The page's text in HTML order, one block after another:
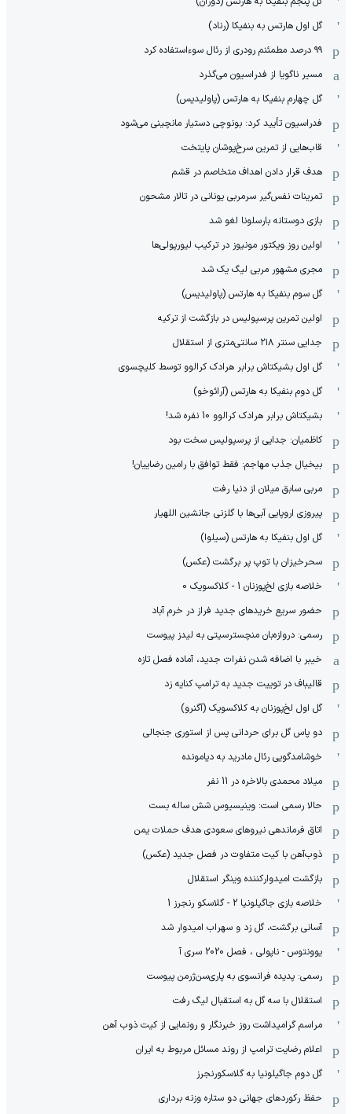
گل اول هارتس به بنفیکا (رناد)
۹۹ درصد مطمئنم رودری از رئال سوءاستفاده کرد
مسیر ناگویا از فدراسیون می‌گذرد
گل چهارم بنفیکا به هارتس (پاولیدیس)
فدراسیون تأیید کرد: بونوچی دستیار مانچینی می‌شود
قاب‌هایی از تمرین سرخ‌پوشان پایتخت
هدف قرار دادن اهداف متخاصم در قشم
‏تمرینات نفس‌گیر سرمربی یونانی در تالار مشحون
بازی دوستانه بارسلونا لغو شد
اولین روز ویکتور مونیوز در ترکیب لیورپولی‌ها
مجری مشهور مربی لیگ یک شد
گل سوم بنفیکا به هارتس (پاولیدیس)
اولین تمرین پرسپولیس در بازگشت از ترکیه
جدایی سنتر ۲۱۸ سانتی‌متری از استقلال
گل اول بشیکتاش برابر هرادک کرالوو توسط کلیچسوی
گل دوم بنفیکا به هارتس (آرائوخو)
بشیکتاش برابر هرادک کرالوو 10 نفره شد!
کاظمیان: جدایی از پرسپولیس سخت بود
بیخیال جذب مهاجم: فقط توافق با رامین رضاییان!
مربی سابق میلان از دنیا رفت
پیروزی اروپایی آبی‌ها با گلزنی جانشین اللهیار
گل اول بنفیکا به هارتس (سیلوا)
سحرخیزان با توپ پر برگشت (عکس)
خلاصه بازی لخ‌پوزنان 1 - کلاکسویک 0
حضور سریع خریدهای جدید فراز در خرم آباد
رسمی: دروازه‌بان منچسترسیتی به لیدز پیوست
خیبر با اضافه شدن نفرات جدید، آماده فصل تازه
قالیباف در توییت جدید به ترامپ کنایه زد
گل اول لخ‌پوزنان به کلاکسویک (آگنرو)
دو پاس گل برای حردانی پس از استوری جنجالی
خوشامدگویی رئال مادرید به دیامونده
میلاد محمدی بالاخره در 11 نفر
حالا رسمی است: وینیسیوس شش ساله بست
اتاق فرماندهی نیروهای سعودی هدف حملات یمن
ذوب‌آهن با کیت متفاوت در فصل جدید (عکس)
بازگشت امیدوارکننده وینگر استقلال
خلاصه بازی جاگیلونیا 2 - گلاسکو رنجرز 1
آسانی برگشت، گل زد و سهراب امیدوار شد
یوونتوس - ناپولی ، فصل 2020 سری آ
رسمی: پدیده فرانسوی به پاری‌سن‌ژرمن پیوست
استقلال با سه گل به استقبال لیگ رفت
مراسم گرامیداشت روز خبرنگار و رونمایی از کیت ذوب آهن
اعلام رضایت ترامپ از روند مسائل مربوط به ایران
گل دوم جاگیلونیا به گلاسکورنجرز
حفظ رکوردهای جهانی دو ستاره وزنه برداری